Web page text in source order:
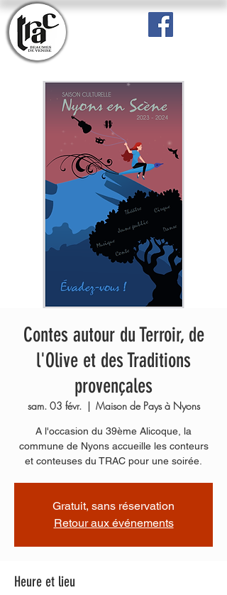
Contes autour du Terroir, de
l'Olive et des Traditions
provençales
sam. 03 févr.
  |
Maison de Pays à Nyons
A l'occasion du 39ème Alicoque, la
commune de Nyons accueille les conteurs
et conteuses du TRAC pour une soirée.
Gratuit, sans réservation
Retour aux événements
Heure et lieu